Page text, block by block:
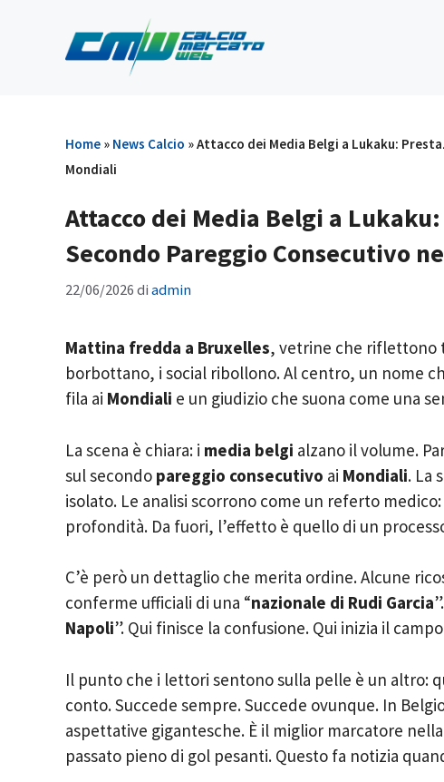
contenuto
Home » News Calcio »Attacco dei Media Belgi a Lukaku:
Mondiali
Attacco dei Media Belgi a
Secondo Pareggio Consecutivo
22/06/2026 di admin
Mattina fredda a Bruxelles, vetrine che riflettono
borbottano, i social ribollono. Al centro, un nome
fila ai Mondiali e un giudizio che suona come una
La scena è chiara: i media belgi alzano il volume.
sul secondo pareggio consecutivo ai Mondiali. La
isolato. Le analisi scorrono come un referto
profondità. Da fuori, l’effetto è quello di un
C’è però un dettaglio che merita ordine. Alcune
conferme ufficiali di una “nazionale di Rudi Garcia
Napoli”. Qui finisce la confusione. Qui inizia il
Il punto che i lettori sentono sulla pelle è un altro:
conto. Succede sempre. Succede ovunque. In
aspettative gigantesche. È il miglior marcatore
passato pieno di gol pesanti. Questo fa notizia